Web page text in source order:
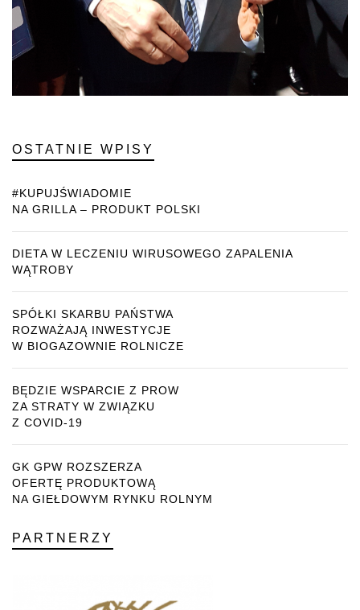
OSTATNIE WPISY
#KUPUJŚWIADOMIE
NA GRILLA – PRODUKT POLSKI
DIETA W LECZENIU WIRUSOWEGO ZAPALENIA
WĄTROBY
SPÓŁKI SKARBU PAŃSTWA
ROZWAŻAJĄ INWESTYCJE
W BIOGAZOWNIE ROLNICZE
BĘDZIE WSPARCIE Z PROW
ZA STRATY W ZWIĄZKU
Z COVID-19
GK GPW ROZSZERZA
OFERTĘ PRODUKTOWĄ
NA GIEŁDOWYM RYNKU ROLNYM
PARTNERZY